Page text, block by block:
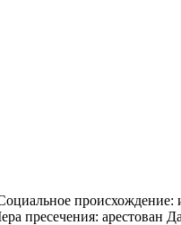
происхождение:
пресечения: арестован